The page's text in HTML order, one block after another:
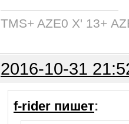
TMS+ AZE0 Х' 13+
2016-10-31
f-rider пишет: